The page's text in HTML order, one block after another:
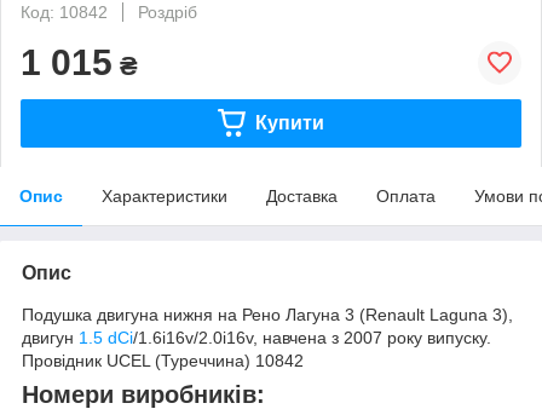
Код: 10842
Роздріб
1 015 ₴
Купити
Опис Характеристики Доставка Оплата Умови
Опис
Подушка двигуна нижня на Рено Лагуна 3 (Renault Laguna 3),
двигун 1.5 dCi/1.6i16v/2.0i16v, навчена з 2007 року випуску.
Провідник UCEL (Туреччина) 10842
Номери виробників: